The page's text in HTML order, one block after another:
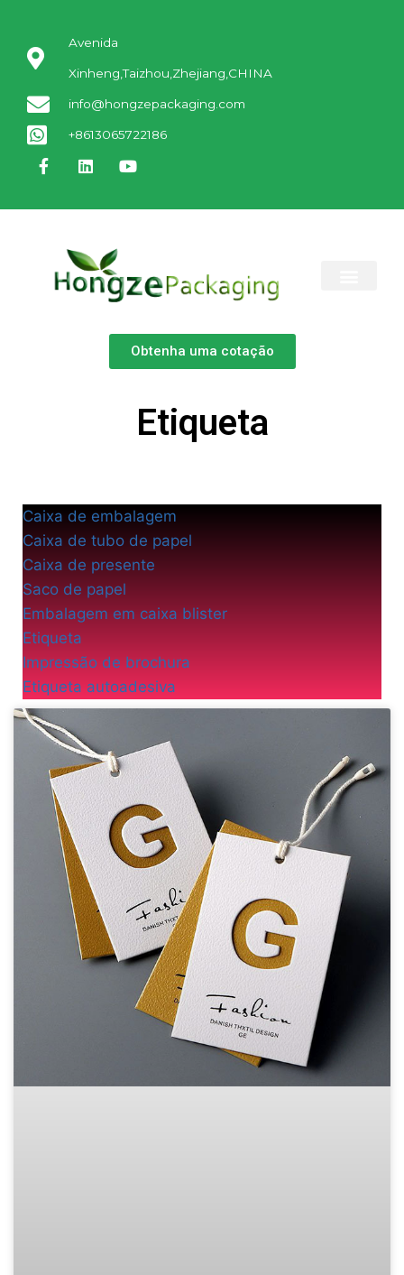
Avenida
Xinheng,Taizhou,Zhejiang,CHINA
info@hongzepackaging.com
+8613065722186
Obtenha uma cotação
Etiqueta
Caixa de embalagem
Caixa de tubo de papel
Caixa de presente
Saco de papel
Embalagem em caixa blister
Etiqueta
Impressão de brochura
Etiqueta autoadesiva